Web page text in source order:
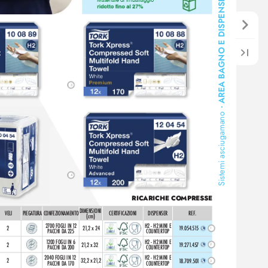
Sistemi asciugamano
•
AREA BA
GNO E DISPENSER
VELI PIEGATURA CONFEZIONAMENTODIMENSIONI
(cm) CERTIFICAZIONI DISPENSER REF.
2 2700 FOGLI IN 12
PACCHI DA 225 21,2 x 24
H2 - H2 MINI E
COUNTERTOP
19.054.515
2 1200 FOGLI IN 6
PACCHI DA 200 21,2 x 32
H2 - H2 MINI E
COUNTERTOP
19.271.457
2 2040 FOGLI IN 12
PACCHI DA 170 32,2 x 21,2
H2 - H2 MINI E
COUNTERTOP
18.709.501
RICARICHE COMPRESSE
3
4
2
3
o a
su og
o T or
su og
o a Tor
o ad a
su og